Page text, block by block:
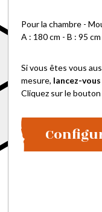
Pour la chambre -
A : 180 cm - B : 95
Si vous êtes vous
mesure, lancez-
Cliquez sur le